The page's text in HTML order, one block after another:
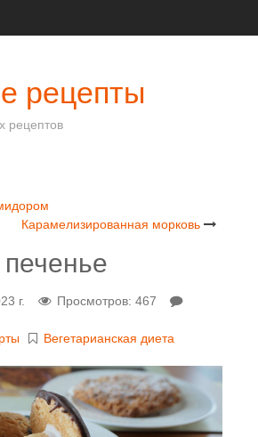
рецепты
рецептов
Карамелизированная морковь
г.
Просмотров: 467
Вегетарианская диета